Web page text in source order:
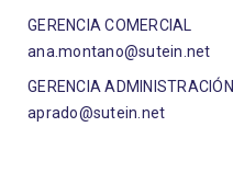
GERENCIA COMERCIAL
ana.montano@sutein.net
GERENCIA ADMINISTRACIÓN
aprado@sutein.net